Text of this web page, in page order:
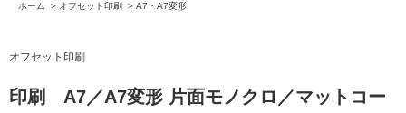
ホーム > オフセット印刷 > A7・A7変形
オフセット印刷
印刷 A7／A7変形 片面モノクロ／マットコー